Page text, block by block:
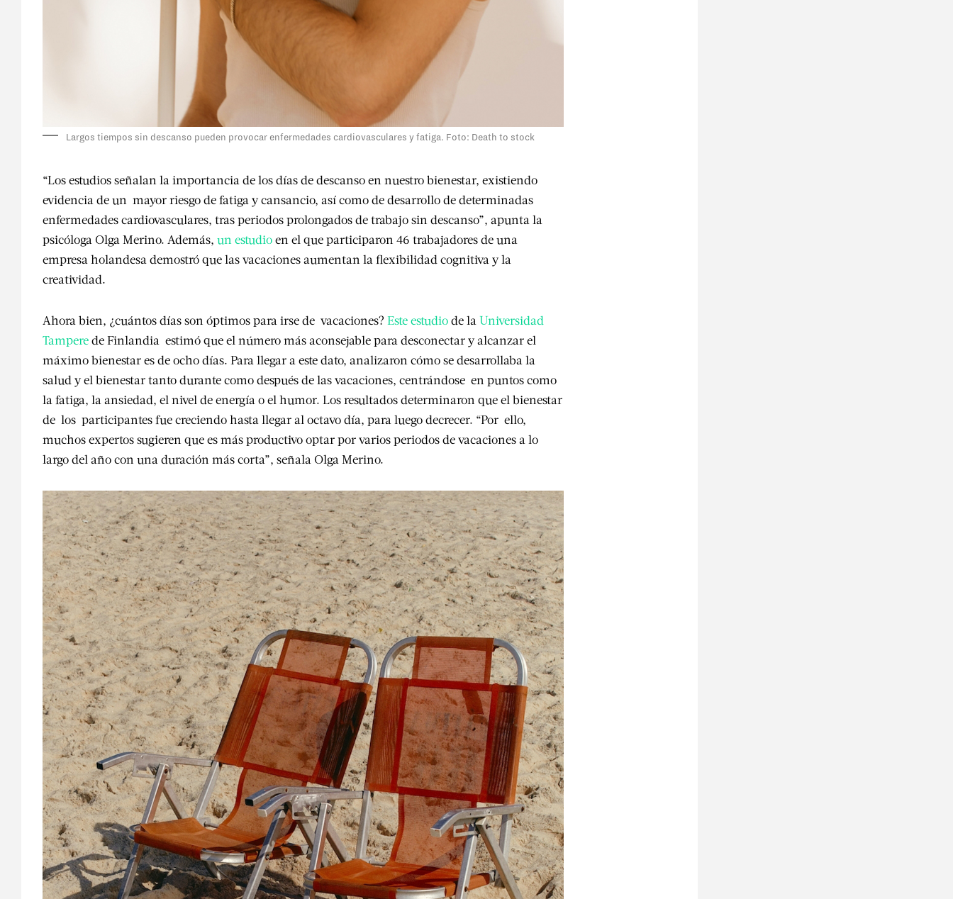
Largos tiempos sin descanso pueden provocar enfermedades cardiovasculares y fatiga. Foto: Death to stock
“Los estudios señalan la importancia de los días de descanso en nuestro bienestar, existiendo
evidencia de un mayor riesgo de fatiga y cansancio, así como de desarrollo de determinadas
enfermedades cardiovasculares, tras periodos prolongados de trabajo sin descanso”, apunta la
psicóloga Olga Merino. Además, un estudioen el que participaron 46 trabajadores de una
empresa holandesa demostró que las vacaciones aumentan la flexibilidad cognitiva y la
creatividad.
Ahora bien, ¿cuántos días son óptimos para irse de vacaciones? Este estudiode la Universidad
Tamperede Finlandia estimó que el número más aconsejable para desconectar y alcanzar el
máximo bienestar es de ocho días. Para llegar a este dato, analizaron cómo se desarrollaba la
salud y el bienestar tanto durante como después de las vacaciones, centrándose en puntos como
la fatiga, la ansiedad, el nivel de energía o el humor. Los resultados determinaron que el bienestar
de los participantes fue creciendo hasta llegar al octavo día, para luego decrecer. “Por ello,
muchos expertos sugieren que es más productivo optar por varios periodos de vacaciones a lo
largo del año con una duración más corta”, señala Olga Merino.